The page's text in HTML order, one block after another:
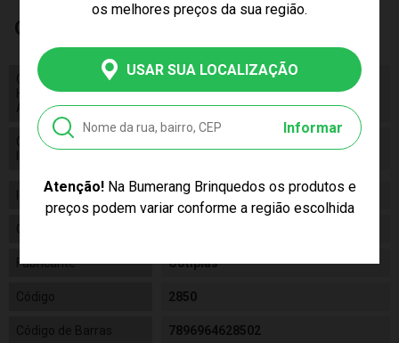
os melhores preços da sua região.
USAR SUA LOCALIZAÇÃO
Informar
Atenção!Na Bumerang Brinquedos os produtos e
preços podem variar conforme a região escolhida
Características
Código de
Homologação
Anatel
Código de Homologação Anatel
Certificado/ Selo
Idade 03+
Gênero
Fabricante Cotiplás
Código 2850
Código de Barras 7896964628502